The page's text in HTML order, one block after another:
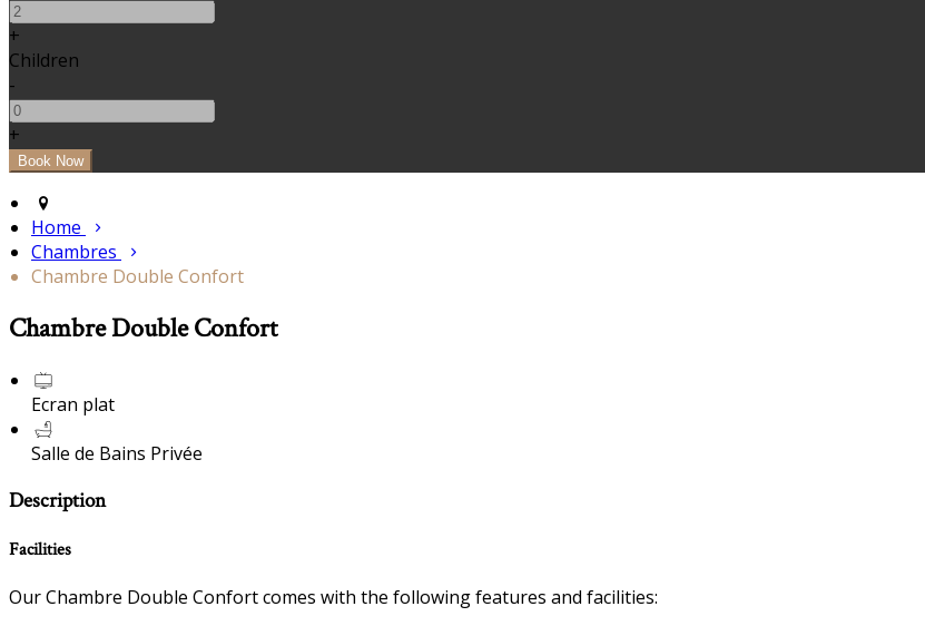
+
Children
-
+
Home
Chambres
Chambre Double Confort
Chambre Double Confort
Ecran plat
Salle de Bains Privée
Description
Facilities
Our Chambre Double Confort comes with the following features and facilities: